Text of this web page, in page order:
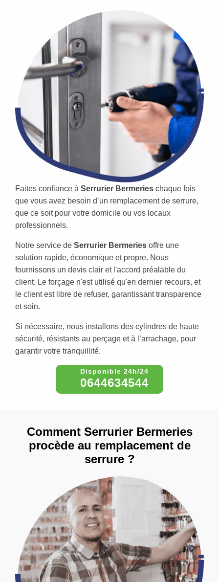
Faites confiance à Serrurier Bermeries chaque fois
que vous avez besoin d’un remplacement de serrure,
que ce soit pour votre domicile ou vos locaux
professionnels.
Notre service de Serrurier Bermeries offre une
solution rapide, économique et propre. Nous
fournissons un devis clair et l'accord préalable du
client. Le forçage n'est utilisé qu'en dernier recours, et
le client est libre de refuser, garantissant transparence
et soin.
Si nécessaire, nous installons des cylindres de haute
sécurité, résistants au perçage et à l’arrachage, pour
garantir votre tranquillité.
0644634544
Comment Serrurier Bermeries
procède au remplacement de
serrure ?